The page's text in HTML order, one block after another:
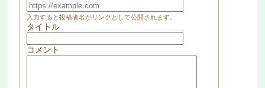
入力すると投稿者名がリンクとして公開されます。
タイトル
コメント